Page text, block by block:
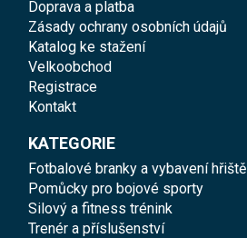
Doprava a platba
Zásady ochrany osobních údajů
Katalog ke stažení
Velkoobchod
Registrace
Kontakt
KATEGORIE
Fotbalové branky a vybavení hřiště
Pomůcky pro bojové sporty
Silový a fitness trénink
Trenér a příslušenství